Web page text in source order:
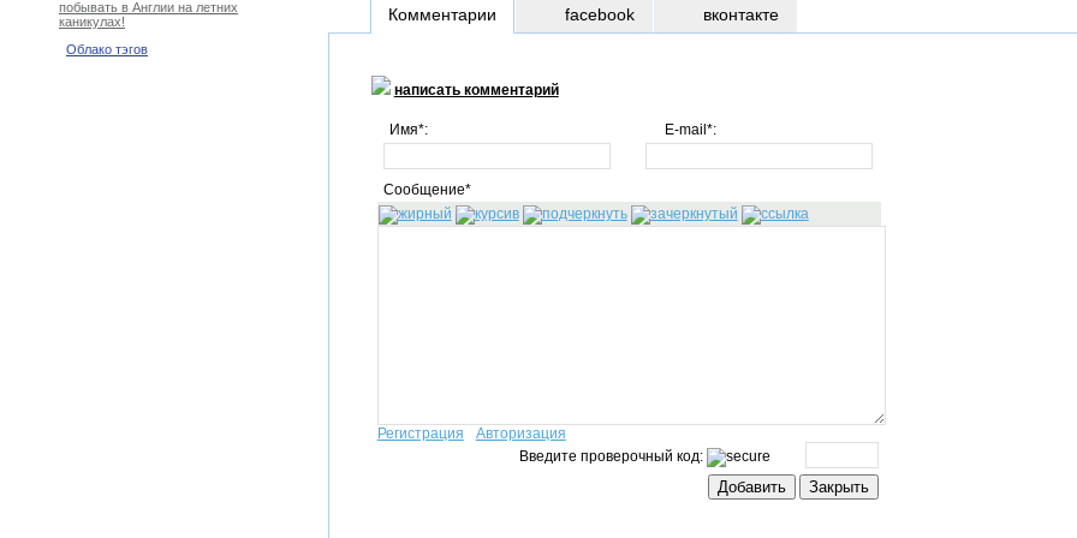
побывать в Англии на летних
каникулах!
Облако тэгов
Комментарии
написать комментарий
Имя*: E-mail*:
Сообщение*
Регистрация
Авторизация
Введите проверочный код:
facebook вконтакте